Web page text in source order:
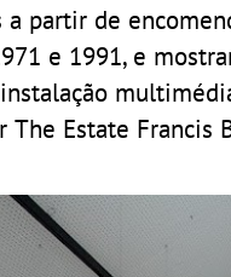
partir de
e 1991, e
Estate Francis